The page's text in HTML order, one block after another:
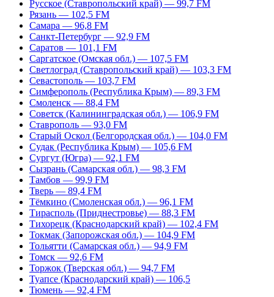
Русское (Ставропольский край) — 99,7 FM
Рязань — 102,5 FM
Самара — 96,8 FM
Санкт-Петербург — 92,9 FM
Саратов — 101,1 FM
Саргатское (Омская обл.) — 107,5 FM
Светлоград (Ставропольский край) — 103,3 FM
Севастополь — 103,7 FM
Симферополь (Республика Крым) — 89,3 FM
Смоленск — 88,4 FM
Советск (Калининградская обл.) — 106,9 FM
Ставрополь — 93,0 FM
Старый Оскол (Белгородская обл.) — 104,0 FM
Судак (Республика Крым) — 105,6 FM
Сургут (Югра) — 92,1 FM
Сызрань (Самарская обл.) — 98,3 FM
Тамбов — 99,9 FM
Тверь — 89,4 FM
Тёмкино (Смоленская обл.) — 96,1 FM
Тирасполь (Приднестровье) — 88,3 FM
Тихорецк (Краснодарский край) — 102,4 FM
Токмак (Запорожская обл.) — 104,9 FM
Тольятти (Самарская обл.) — 94,9 FM
Томск — 92,6 FM
Торжок (Тверская обл.) — 94,7 FM
Туапсе (Краснодарский край) — 106,5
Тюмень — 92,4 FM